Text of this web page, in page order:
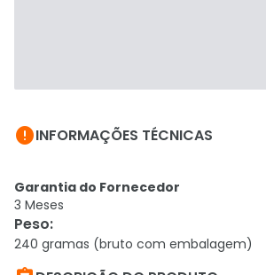
INFORMAÇÕES TÉCNICAS
Garantia do Fornecedor
3 Meses
Peso:
240 gramas (bruto com embalagem)